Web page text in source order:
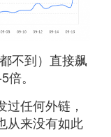
不到）直接飙
。
任何外链，
从来没有如此